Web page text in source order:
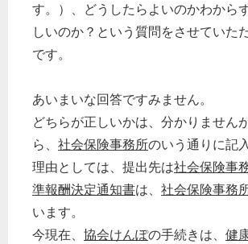
す。）、どうしたらよいのかわから
しいのか？という質問をさせていた
です。
あいまいな回答ですみません。
どちらが正しいかは、分かりません
ら、 社会保険事務所のいう通りに記
理由としては、提出先は社会保険事
準報酬決定通知書は、 社会保険事務
います。
今現在、 協会けんぽの手続きは、 健